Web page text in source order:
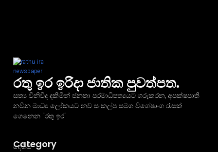
රතු ඉර ඉරිදා ජාතික පුවත්පත.
සත්‍ය විනිවිද දකිමින් ජනතා පරමාධිපත්‍යයට ගරුකරන, අපක්ෂපාතී
නවීන මාධ්‍ය ලෝකයට නව සංකල්ප සමග විශේෂාංග රැසක්
ගෙනෙන "රතු ඉර"
Category
දේශීය